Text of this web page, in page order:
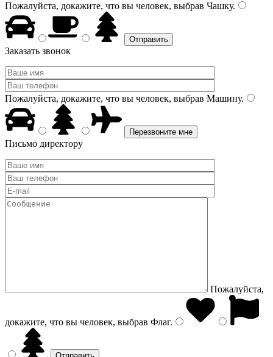
Пожалуйста, докажите, что вы человек, выбрав Чашку.
Заказать звонок
Пожалуйста, докажите, что вы человек, выбрав Машину.
Письмо директору
Пожалуйста,
докажите, что вы человек, выбрав Флаг.